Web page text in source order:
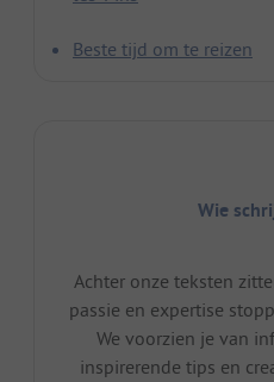
Beste tijd om te reizen
Wie
Achter onze teksten
passie en expertise
We voorzien je van
inspirerende tips en